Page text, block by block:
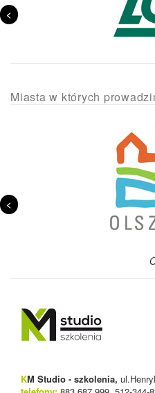
<
Miasta w których
<
KM Studio - szkolenia,